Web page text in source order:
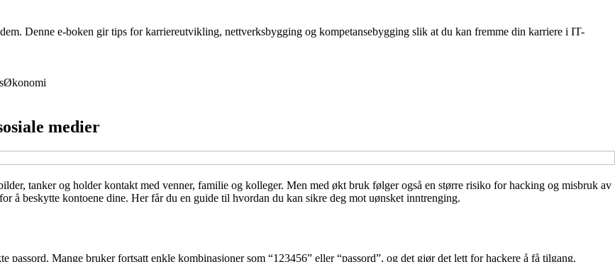
Denne e-boken gir tips for karriereutvikling, nettverksbygging og kompetansebygging slik at du kan fremme din karriere i IT-
Økonomi
medier
tanker og holder kontakt med venner, familie og kolleger. Men med økt bruk følger også en større risiko for hacking og misbruk av
å beskytte kontoene dine. Her får du en guide til hvordan du kan sikre deg mot uønsket inntrenging.
passord. Mange bruker fortsatt enkle kombinasjoner som “123456” eller “passord”, og det gjør det lett for hackere å få tilgang.